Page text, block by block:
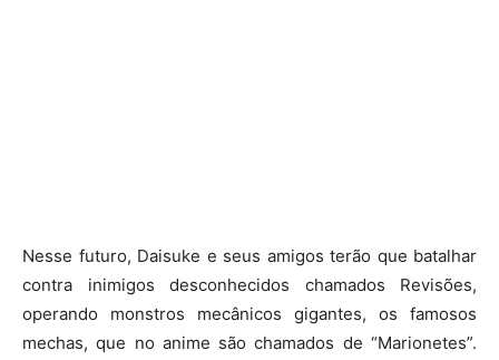
Nesse futuro, Daisuke e seus amigos terão que batalhar
contra inimigos desconhecidos chamados Revisões,
operando monstros mecânicos gigantes, os famosos
mechas, que no anime são chamados de “Marionetes”.